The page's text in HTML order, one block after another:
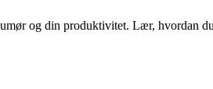
og din produktivitet. Lær, hvordan